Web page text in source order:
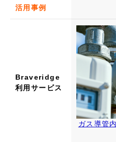
活用事例
Braveridge
利用サービス
ガス導管